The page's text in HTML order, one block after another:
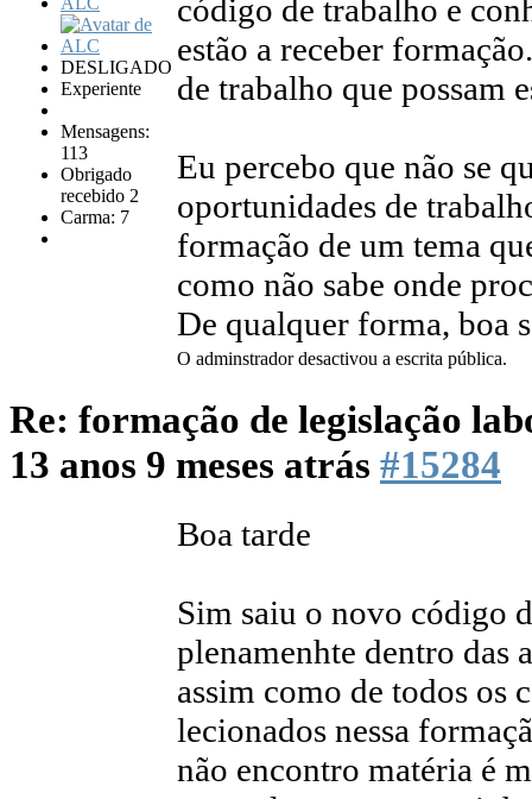
DESLIGADO
Experiente
Mensagens:
113
Obrigado
recebido 2
Carma: 7
código de trabalho e
estão a receber
de trabalho que possam
Eu percebo que não se
oportunidades de
formação de um tema
como não sabe onde
De qualquer forma, boa
O adminstrador desactivou a escrita pública.
Re: formação de legislação
13 anos 9 meses atrás #15284
Boa tarde
Sim saiu o novo código
plenamenhte dentro das
assim como de todos os
lecionados nessa
não encontro matéria é